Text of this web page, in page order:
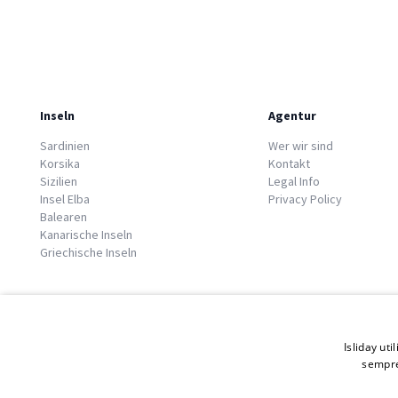
Inseln
Sardinien
Korsika
Sizilien
Insel Elba
Balearen
Kanarische Inseln
Griechische Inseln
Agentur
Wer wir sind
Kontakt
Legal Info
Privacy Policy
© 2026 Copyright GATE S.r.l - Via G. Cacciò 5 - 57034 Portoferraio -
Isliday